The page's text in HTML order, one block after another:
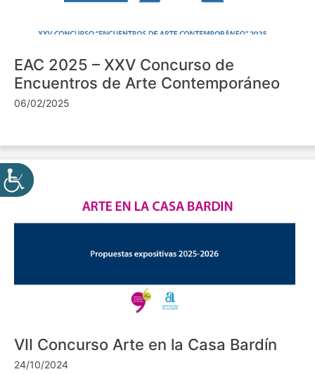
EAC 2025 – XXV Concurso de
Encuentros de Arte Contemporáneo
06/02/2025
VII Concurso Arte en la Casa Bardín
24/10/2024